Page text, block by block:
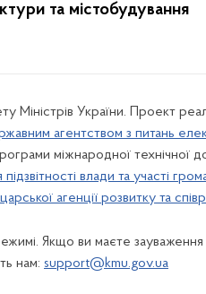
та містобудування
Міністрів України. Проект
агентством з питань
міжнародної технічної
влади та участі
агенції розвитку та
Якщо ви маєте
нам: support@kmu.gov.ua